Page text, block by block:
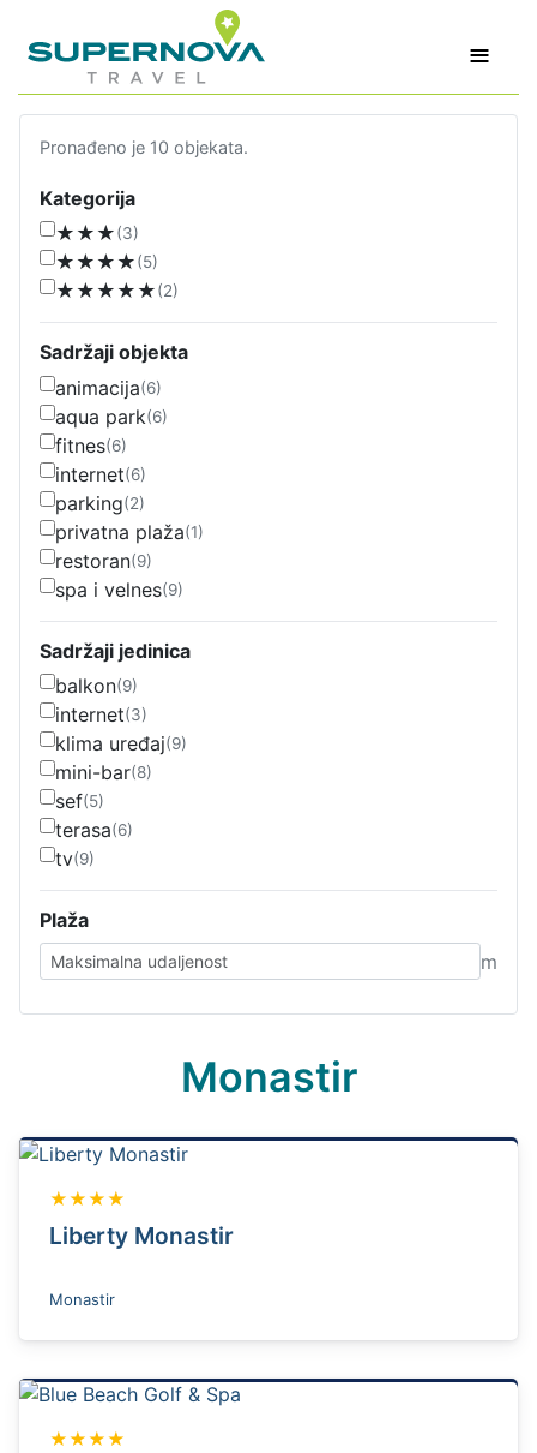
≡
Monastir
★★★★
Liberty Monastir
Monastir
★★★★
Pronađeno je 10 objekata.
Kategorija
★★★(3)
★★★★(5)
★★★★★(2)
Sadržaji objekta
animacija(6)
aqua park(6)
fitnes(6)
internet(6)
parking(2)
privatna plaža(1)
restoran(9)
spa i velnes(9)
Sadržaji jedinica
balkon(9)
internet(3)
klima uređaj(9)
mini-bar(8)
sef(5)
terasa(6)
tv(9)
Plaža
m